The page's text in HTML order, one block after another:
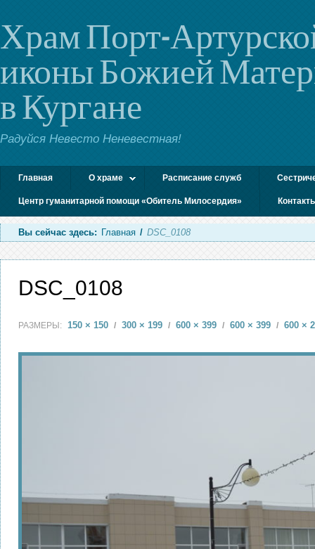
Храм Порт-
иконы Божией
в Кургане
Радуйся Невесто Неневестная!
Главная О храме Расписание служб
Центр гуманитарной помощи «Обитель Милосердия»
Вы сейчас здесь: Главная / DSC_0108
DSC_0108
РАЗМЕРЫ: 150 × 150 / 300 × 199 / 600 × 399 / 600 × 399 / 600 ×